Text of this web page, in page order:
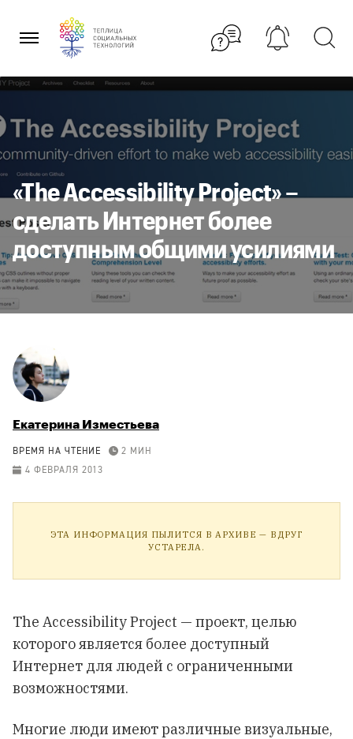
содержанию
«The Accessibility Project» –
сделать Интернет более
доступным общими усилиями
Екатерина Изместьева
ВРЕМЯ НА ЧТЕНИЕ
2 МИН
4 ФЕВРАЛЯ 2013
ЭТА ИНФОРМАЦИЯ ПЫЛИТСЯ В АРХИВЕ — ВДРУГ
УСТАРЕЛА.
The Accessibility Project — проект, целью
которого является более доступный
Интернет для людей с ограниченными
возможностями.
Многие люди имеют различные визуальные,